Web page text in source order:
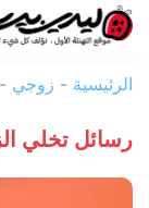
بيرد
الرئيسية - زوجي -
رسائل تخلي